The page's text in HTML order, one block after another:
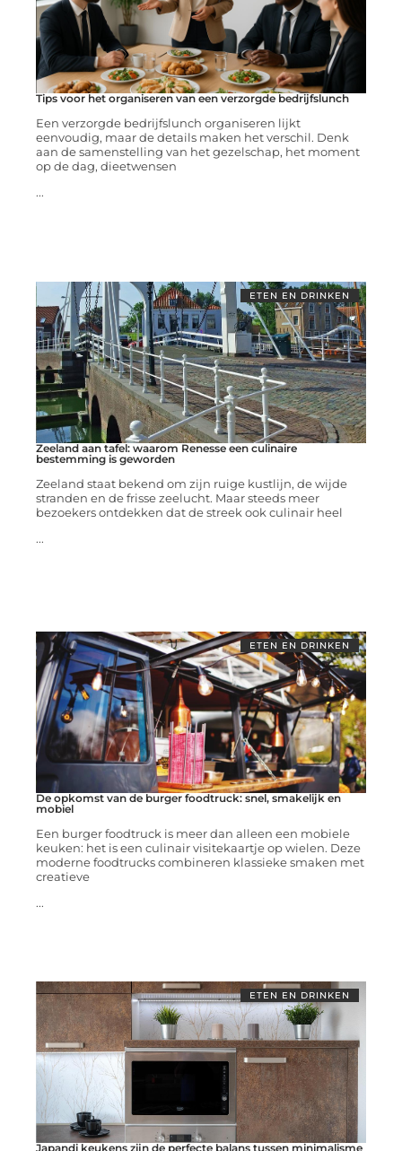
Tips voor het organiseren van een verzorgde bedrijfslunch
Een verzorgde bedrijfslunch organiseren lijkt
eenvoudig, maar de details maken het verschil. Denk
aan de samenstelling van het gezelschap, het moment
op de dag, dieetwensen
...
ETEN EN DRINKEN
Zeeland aan tafel: waarom Renesse een culinaire
bestemming is geworden
Zeeland staat bekend om zijn ruige kustlijn, de wijde
stranden en de frisse zeelucht. Maar steeds meer
bezoekers ontdekken dat de streek ook culinair heel
...
ETEN EN DRINKEN
De opkomst van de burger foodtruck: snel, smakelijk en
mobiel
Een burger foodtruck is meer dan alleen een mobiele
keuken: het is een culinair visitekaartje op wielen. Deze
moderne foodtrucks combineren klassieke smaken met
creatieve
...
ETEN EN DRINKEN
Japandi keukens zijn de perfecte balans tussen minimalisme